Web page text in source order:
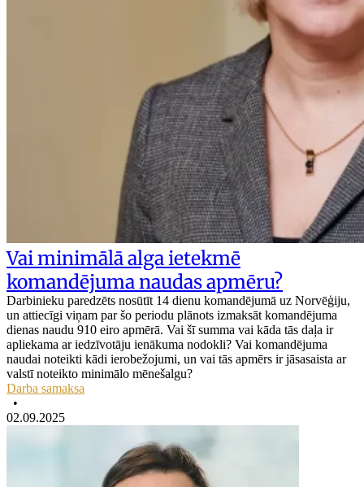
Vai minimālā alga ietekmē
komandējuma naudas apmēru?
Darbinieku paredzēts nosūtīt 14 dienu komandējumā uz Norvēģiju,
un attiecīgi viņam par šo periodu plānots izmaksāt komandējuma
dienas naudu 910 eiro apmērā. Vai šī summa vai kāda tās daļa ir
apliekama ar iedzīvotāju ienākuma nodokli? Vai komandējuma
naudai noteikti kādi ierobežojumi, un vai tās apmērs ir jāsasaista ar
valstī noteikto minimālo mēnešalgu?
Darba samaksa
•
02.09.2025